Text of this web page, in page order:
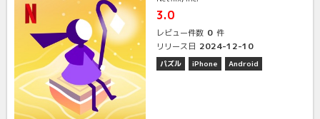
3.0
レビュー件数 0 件
リリース日 2024-12-10
パズル iPhone Android